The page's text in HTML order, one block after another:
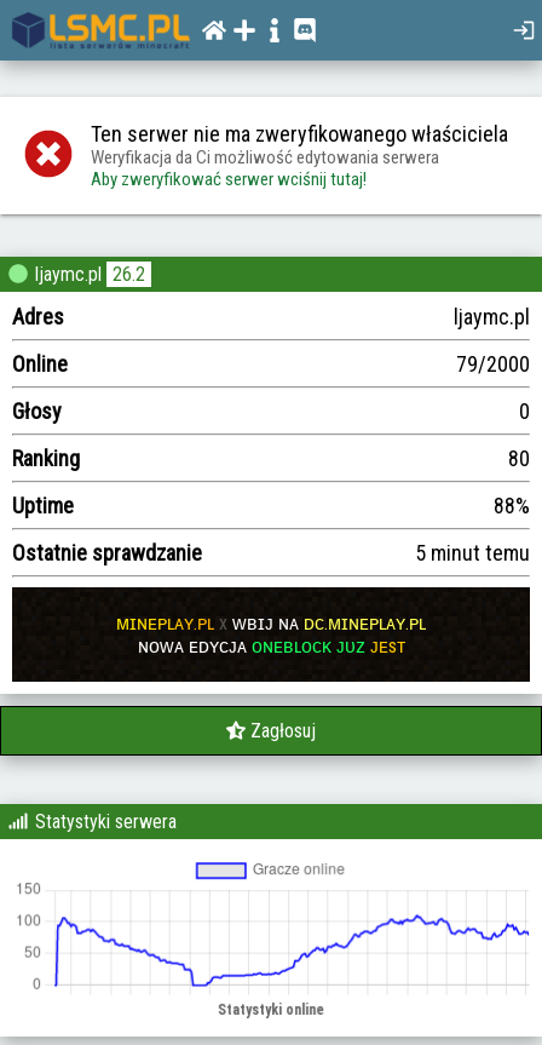
Ten serwer nie ma zweryfikowanego właściciela
Weryfikacja da Ci możliwość edytowania serwera
Aby zweryfikować serwer wciśnij tutaj!
ljaymc.pl 26.2
Adres
ljaymc.pl
Online
79/2000
Głosy
0
Ranking
80
Uptime
88%
Ostatnie sprawdzanie
5 minut temu
ᴍɪɴᴇᴘʟᴀʏ.ᴘʟ x ᴡʙɪᴊ ɴᴀ ᴅᴄ.ᴍɪɴᴇᴘʟᴀʏ.ᴘʟ
ɴᴏᴡᴀ ᴇᴅʏᴄᴊᴀ ᴏɴᴇʙʟᴏᴄᴋ ᴊᴜᴢ ᴊᴇѕᴛ
Zagłosuj
Statystyki serwera